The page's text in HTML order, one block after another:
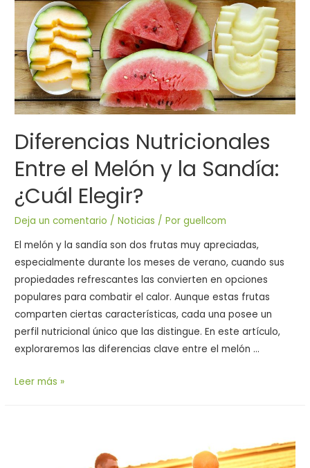
Diferencias Nutricionales
Entre el Melón y la Sandía:
¿Cuál Elegir?
Deja un comentario /Noticias / Porguellcom
El melón y la sandía son dos frutas muy apreciadas,
especialmente durante los meses de verano, cuando sus
propiedades refrescantes las convierten en opciones
populares para combatir el calor. Aunque estas frutas
comparten ciertas características, cada una posee un
perfil nutricional único que las distingue. En este artículo,
exploraremos las diferencias clave entre el melón …
Leer más »